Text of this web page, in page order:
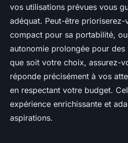
vos utilisations prévues vous
adéquat. Peut-être prioriserez-
compact pour sa portabilité,
autonomie prolongée pour des
que soit votre choix, assurez-
réponde précisément à vos
en respectant votre budget.
expérience enrichissante et
aspirations.